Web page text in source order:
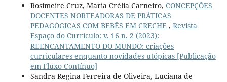
Rosimeire Cruz, Maria Crélia Carneiro, CONCEPÇÕES
DOCENTES NORTEADORAS DE PRÁTICAS
PEDAGÓGICAS COM BEBÊS EM CRECHE , Revista
Espaço do Currículo: v. 16 n. 2 (2023):
REENCANTAMENTO DO MUNDO: criações
curriculares enquanto novidades utópicas [Publicação
em Fluxo Contínuo]
Sandra Regina Ferreira de Oliveira, Luciana de